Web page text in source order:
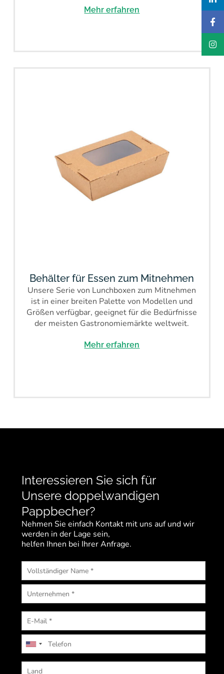
Mehr erfahren
Behälter für Essen zum Mitnehmen
Unsere Serie von Lunchboxen zum Mitnehmen
ist in einer breiten Palette von Modellen und
Größen verfügbar, geeignet für die Bedürfnisse
der meisten Gastronomiemärkte weltweit.
Mehr erfahren
Interessieren Sie sich für
Unsere doppelwandigen
Pappbecher?
Nehmen Sie einfach Kontakt mit uns auf und wir
werden in der Lage sein,
helfen Ihnen bei Ihrer Anfrage.
U
i